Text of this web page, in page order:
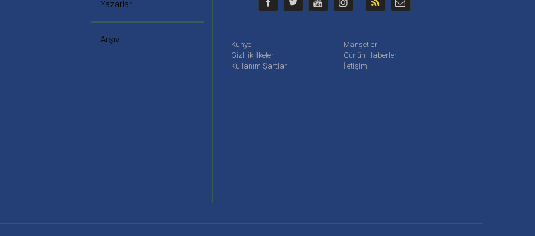
Künye
Gizlilik İlkeleri
Kullanım Şartları
Manşetler
Günün Haberleri
İletişim
Yazarlar
Arşiv